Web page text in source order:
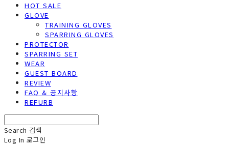
HOT SALE
GLOVE
TRAINING GLOVES
SPARRING GLOVES
PROTECTOR
SPARRING SET
WEAR
GUEST BOARD
REVIEW
FAQ & 공지사항
REFURB
Search 검색
Log In 로그인